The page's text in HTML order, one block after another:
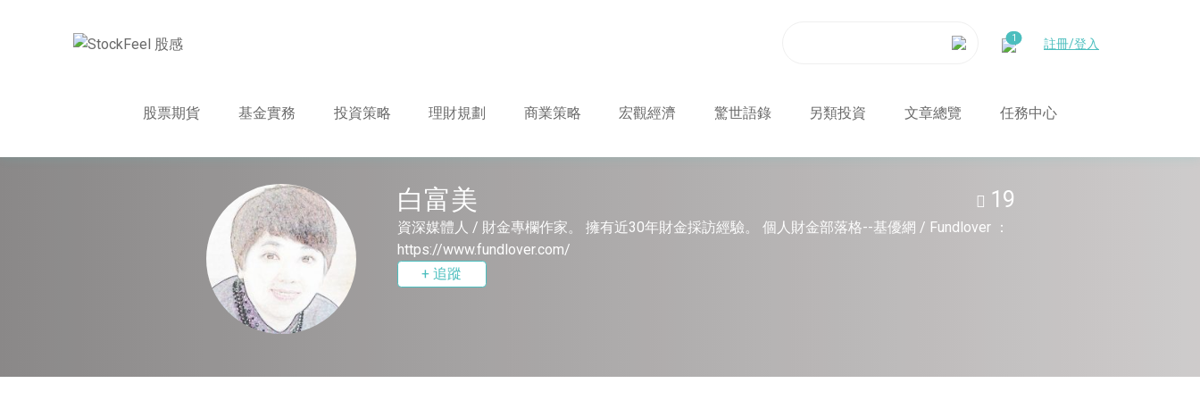
註冊/登入
股票期貨 基金實務 投資策略 理財規劃 商業策略 宏觀經濟 驚世語錄 另類投資 文章總覽 任務中心
白富美 19
資深媒體人 / 財金專欄作家。 擁有近30年財金採訪經驗。 個人財金部落格--基優網 / Fundlover ：
https://www.fundlover.com/
+ 追蹤